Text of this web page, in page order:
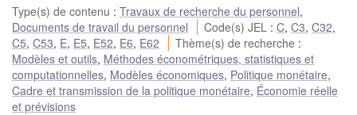
Type(s) de contenu : Travaux de recherche du personnel,
Documents de travail du personnel
Code(s) JEL :C,C3,C32,
C5, C53, E, E5, E52, E6, E62 Thème(s) de recherche :
Modèles et outils, Méthodes économétriques, statistiques et
computationnelles, Modèles économiques, Politique monétaire,
Cadre et transmission de la politique monétaire, Économie réelle
et prévisions